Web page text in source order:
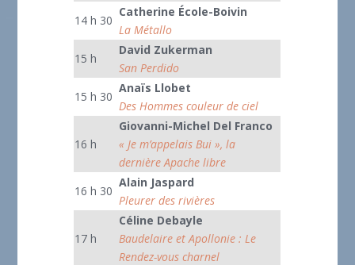
14 h 30
Catherine École-Boivin
La Métallo
15 h
David Zukerman
San Perdido
15 h 30
Anaïs Llobet
Des Hommes couleur de ciel
16 h
Giovanni-Michel Del Franco
« Je m’appelais Bui », la
dernière Apache libre
16 h 30
Alain Jaspard
Pleurer des rivières
17 h
Céline Debayle
Baudelaire et Apollonie : Le
Rendez-vous charnel